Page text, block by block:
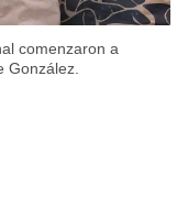
comenzaron a
González.